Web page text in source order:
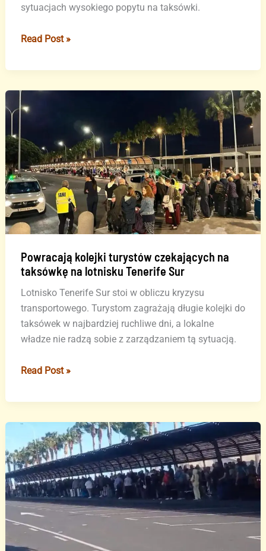
sytuacjach wysokiego popytu na taksówki.
PSOE
Arrecife,
Bartolomé
i
Tías
odrzucają
prywatne
platformy,
takie
jak
Uber
Cabify
Read Post »
Powracają kolejki turystów czekających na
taksówkę na lotnisku Tenerife Sur
Lotnisko Tenerife Sur stoi w obliczu kryzysu
transportowego. Turystom zagrażają długie kolejki do
taksówek w najbardziej ruchliwe dni, a lokalne
władze nie radzą sobie z zarządzaniem tą sytuacją.
Powracają
turystów
taksówkę
na
lotnisku
Tenerife
Sur
Read Post »